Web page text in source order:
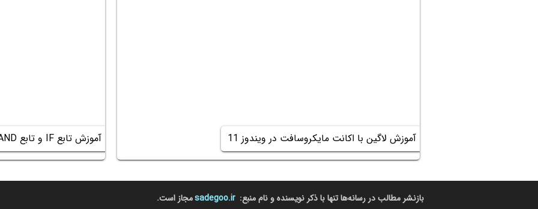
آموزش لاگین با اکانت مایکروسافت در ویندوز 11 آموزش تابع IF و تابع AND و OR در اکسل
بازنشر مطالب در رسانه‌ها تنها با ذکر نویسنده و نام منبع: sadegoo.irمجاز است.